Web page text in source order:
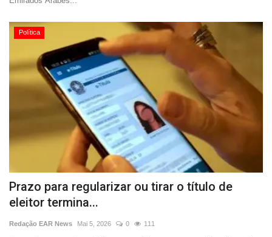
Política
Prazo para regularizar ou tirar o título de
eleitor termina...
Redação EAR News Mai 5, 2026 0 111